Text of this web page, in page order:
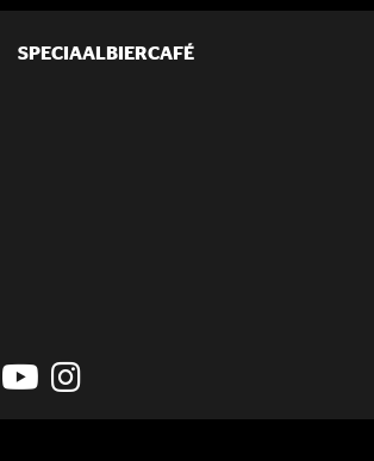
SPECIAALBIERCAFÉ